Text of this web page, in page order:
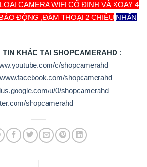
CAMERA WIFI CỐ ĐỊNH VÀ XOAY 4
ĐỘNG ,ĐÀM THOẠI 2 CHIỀU NHẤN
TIN KHÁC TẠI SHOPCAMERAHD :
c/shopcamerahd
shopcamerahd
u/0/shopcamerahd
shopcamerahd